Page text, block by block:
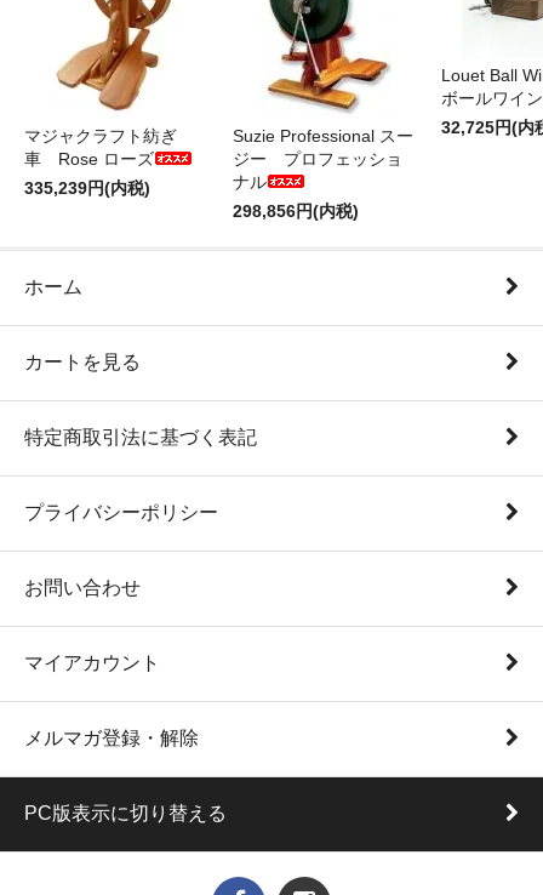
マジャクラフト紡ぎ
車 Rose ローズ
335,239円(内税)
Suzie Professional スー
ジー プロフェッショ
ナル
298,856円(内税)
Louet Ball
ボールワイ
32,725円(内
ホーム
カートを見る
特定商取引法に基づく表記
プライバシーポリシー
お問い合わせ
マイアカウント
メルマガ登録・解除
PC版表示に切り替える